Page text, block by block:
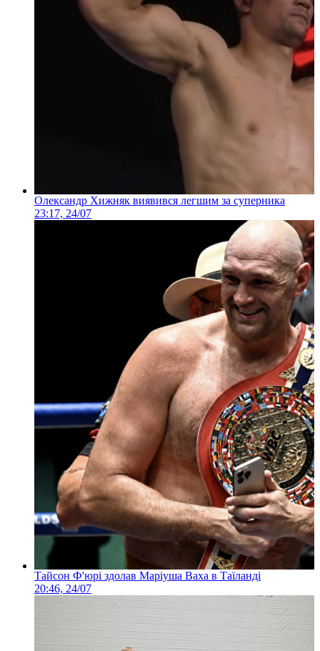
Олександр Хижняк виявився легшим за суперника
23:17, 24/07
Тайсон Ф'юрі здолав Маріуша Ваха в Таїланді
20:46, 24/07